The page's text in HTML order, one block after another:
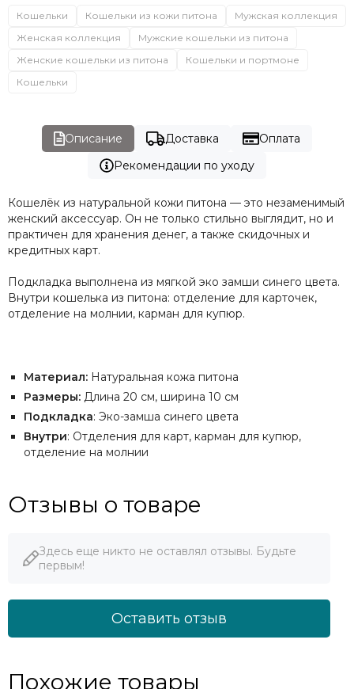
Кошельки Кошельки из кожи питона
Мужская коллекция
Женская коллекция
Мужские кошельки из питона
Женские кошельки из питона
Кошельки и портмоне
Кошельки
Описание Доставка
Оплата
Рекомендации по уходу
Кошелёк из натуральной кожи питона — это незаменимый
женский аксессуар. Он не только стильно выглядит, но и
практичен для хранения денег, а также скидочных и
кредитных карт.
Подкладка выполнена из мягкой эко замши синего цвета.
Внутри кошелька из питона: отделение для карточек,
отделение на молнии, карман для купюр.
Материал: Натуральная кожа питона
Размеры: Длина 20 см, ширина 10 см
Подкладка: Эко-замша синего цвета
Внутри: Отделения для карт, карман для купюр,
отделение на молнии
Отзывы о товаре
Здесь еще никто не оставлял отзывы. Будьте
первым!
Оставить отзыв
Похожие товары